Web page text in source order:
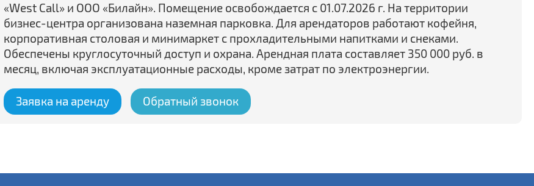
«West Call» и ООО «Билайн». Помещение освобождается с 01.07.2026 г. На территории
бизнес-центра организована наземная парковка. Для арендаторов работают кофейня,
корпоративная столовая и минимаркет с прохладительными напитками и снеками.
Обеспечены круглосуточный доступ и охрана. Арендная плата составляет 350 000 руб. в
месяц, включая эксплуатационные расходы, кроме затрат по электроэнергии.
Заявка на аренду Обратный звонок